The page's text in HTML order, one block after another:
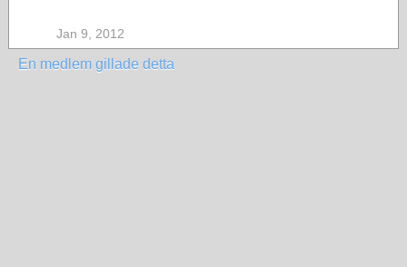
Jan 9, 2012
En medlem gillade detta